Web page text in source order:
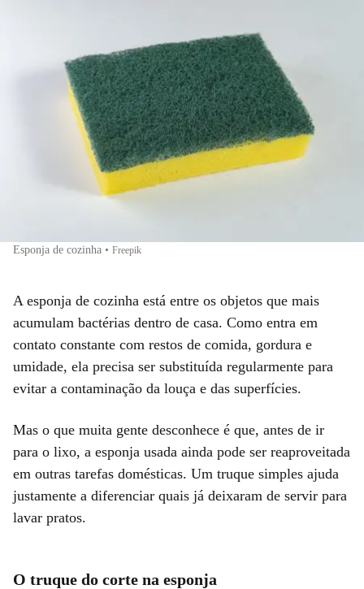
Esponja de cozinha • Freepik
A esponja de cozinha está entre os objetos que mais
acumulam bactérias dentro de casa. Como entra em
contato constante com restos de comida, gordura e
umidade, ela precisa ser substituída regularmente para
evitar a contaminação da louça e das superfícies.
Mas o que muita gente desconhece é que, antes de ir
para o lixo, a esponja usada ainda pode ser reaproveitada
em outras tarefas domésticas. Um truque simples ajuda
justamente a diferenciar quais já deixaram de servir para
lavar pratos.
O truque do corte na esponja